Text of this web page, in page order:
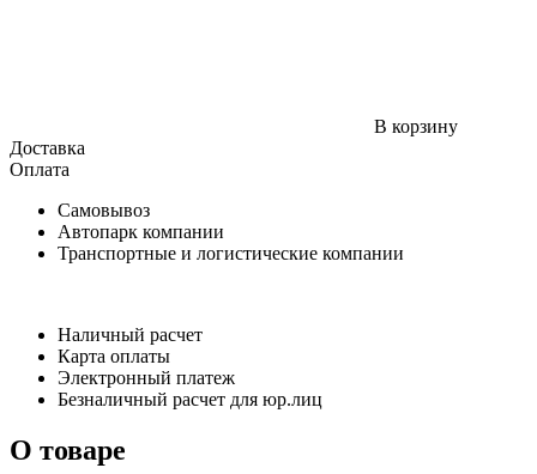
В корзину
Доставка
Оплата
Самовывоз
Автопарк компании
Транспортные и логистические компании
Наличный расчет
Карта оплаты
Электронный платеж
Безналичный расчет для юр.лиц
О товаре